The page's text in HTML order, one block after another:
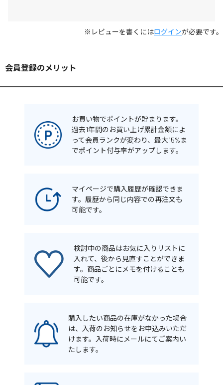
※レビューを書くにはログインが必要です。
会員登録のメリット
お買い物でポイントが貯まります。
過去1年間のお買い上げ累計金額によ
って会員ランクが変わり、最大15%ま
でポイント付与率がアップします。
マイページで購入履歴が確認できま
す。履歴から同じ内容での再注文も
可能です。
検討中の商品はお気に入りリストに
入れて、後から見直すことができま
す。商品ごとにメモを付けることも
可能です。
購入したい商品の在庫がなかった場合
は、入荷のお知らせをお申込みいただ
けます。入荷時にメールにてご案内い
たします。